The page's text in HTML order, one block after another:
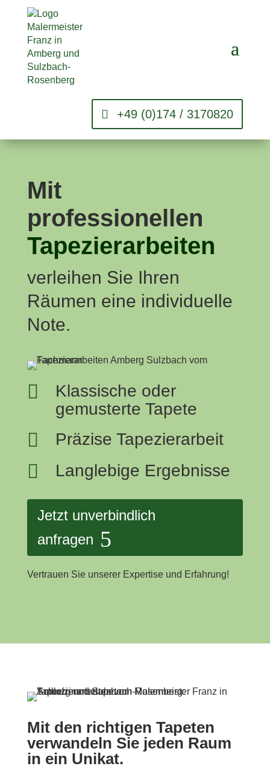
+49 (0)174 / 3170820
Mit
professionellen
Tapezierarbeiten
verleihen Sie Ihren
Räumen eine individuelle
Note.

Klassische oder
gemusterte Tapete
 Präzise Tapezierarbeit
 Langlebige Ergebnisse
Jetzt unverbindlich
anfragen
Vertrauen Sie unserer Expertise und Erfahrung!
Mit den richtigen Tapeten
verwandeln Sie jeden Raum
in ein Unikat.